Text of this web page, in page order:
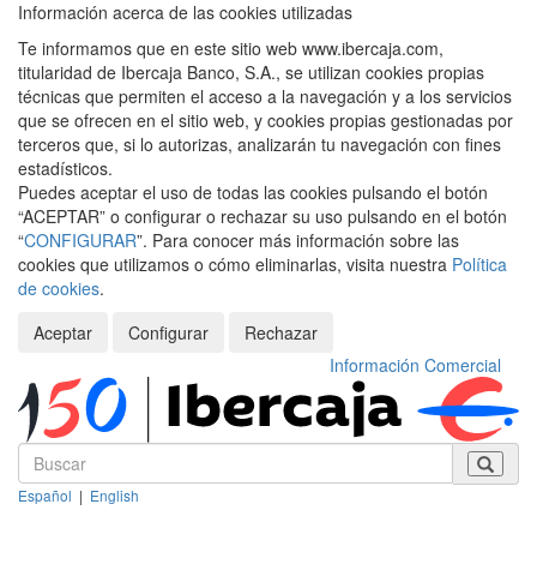
Información acerca de las cookies utilizadas
Te informamos que en este sitio web www.ibercaja.com,
titularidad de Ibercaja Banco, S.A., se utilizan cookies propias
técnicas que permiten el acceso a la navegación y a los servicios
que se ofrecen en el sitio web, y cookies propias gestionadas por
terceros que, si lo autorizas, analizarán tu navegación con fines
estadísticos.
Puedes aceptar el uso de todas las cookies pulsando el botón
“ACEPTAR” o configurar o rechazar su uso pulsando en el botón
“CONFIGURAR”. Para conocer más información sobre las
cookies que utilizamos o cómo eliminarlas, visita nuestra Política
de cookies.
Aceptar
Configurar
Rechazar
Información Comercial
Español | English